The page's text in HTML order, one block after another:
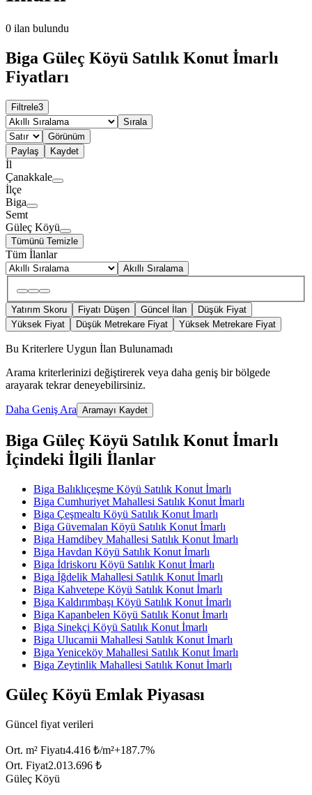
0 ilan bulundu
Biga Güleç Köyü Satılık Konut İmarlı
Fiyatları
Filtrele3
Sırala
Görünüm
Paylaş
Kaydet
İl
Çanakkale
İlçe
Biga
Semt
Güleç Köyü
Tümünü Temizle
Tüm İlanlar
Akıllı Sıralama
Yatırım Skoru Fiyatı Düşen Güncel İlan
Düşük Fiyat
Yüksek Fiyat
Düşük Metrekare Fiyat Yüksek Metrekare Fiyat
Bu Kriterlere Uygun İlan Bulunamadı
Arama kriterlerinizi değiştirerek veya daha geniş bir bölgede
arayarak tekrar deneyebilirsiniz.
Daha Geniş Ara Aramayı Kaydet
Biga Güleç Köyü Satılık Konut İmarlı
İçindeki İlgili İlanlar
Biga Balıklıçeşme Köyü Satılık Konut İmarlı
Biga Cumhuriyet Mahallesi Satılık Konut İmarlı
Biga Çeşmealtı Köyü Satılık Konut İmarlı
Biga Güvemalan Köyü Satılık Konut İmarlı
Biga Hamdibey Mahallesi Satılık Konut İmarlı
Biga Havdan Köyü Satılık Konut İmarlı
Biga İdriskoru Köyü Satılık Konut İmarlı
Biga İğdelik Mahallesi Satılık Konut İmarlı
Biga Kahvetepe Köyü Satılık Konut İmarlı
Biga Kaldırımbaşı Köyü Satılık Konut İmarlı
Biga Kapanbelen Köyü Satılık Konut İmarlı
Biga Sinekçi Köyü Satılık Konut İmarlı
Biga Ulucamii Mahallesi Satılık Konut İmarlı
Biga Yeniceköy Mahallesi Satılık Konut İmarlı
Biga Zeytinlik Mahallesi Satılık Konut İmarlı
Güleç Köyü Emlak Piyasası
Güncel fiyat verileri
Ort. m² Fiyatı4.416 ₺/m²+187.7%
Ort. Fiyat2.013.696 ₺
Güleç Köyü